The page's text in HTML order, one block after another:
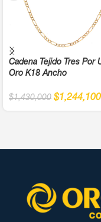
Cadena Tejido Tres Por
Oro K18 Ancho
$1,430,000 $1,244,100